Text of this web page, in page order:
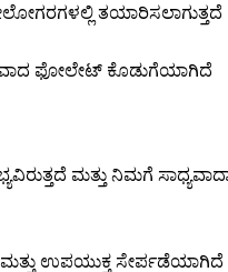
ತಯಾರಿಸಲಾಗುತ್ತದೆ
ಫೋಲೇಟ್ ಕೊಡುಗೆಯಾಗಿದೆ
ಮತ್ತು ನಿಮಗೆ
ಉಪಯುಕ್ತ ಸೇರ್ಪಡೆಯಾಗಿದೆ